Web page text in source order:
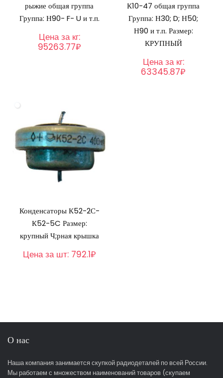
рыжие общая группа
Группа: Н90- F- U и т.п.
Цена за кг:
95263.77₽
К10-47 общая группа
Группа: Н30; D; Н50;
Н90 и т.п. Размер:
КРУПНЫЙ
Цена за кг:
63345.87₽
Конденсаторы К52-2С-
К52-5C Размер:
крупный Ч;рная крышка
Цена за шт: 792.1₽
О нас
Наша компания занимается скупкой радиодеталей по всей России.
Мы работаем с множеством наименований товаров (скупаем